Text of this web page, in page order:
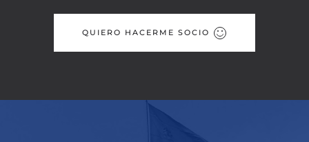
QUIERO HACERME SOCIO